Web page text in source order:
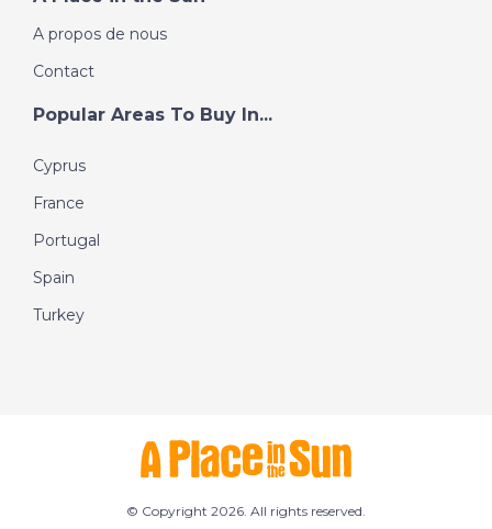
A propos de nous
Contact
Popular Areas To Buy In...
Cyprus
France
Portugal
Spain
Turkey
© Copyright 2026. All rights reserved.